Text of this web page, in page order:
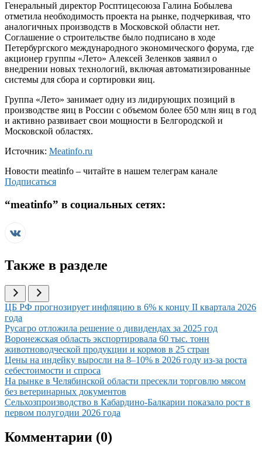
Генеральный директор Росптицесоюза Галина Бобылева
отметила необходимость проекта на рынке, подчеркивая, что
аналогичных производств в Московской области нет.
Соглашение о строительстве было подписано в ходе
Петербургского международного экономического форума, где
акционер группы «Лето» Алексей Зеленков заявил о
внедрении новых технологий, включая автоматизированные
системы для сбора и сортировки яиц.
Группа «Лето» занимает одну из лидирующих позиций в
производстве яиц в России с объемом более 650 млн яиц в год
и активно развивает свои мощности в Белгородской и
Московской областях.
Источник: Meatinfo.ru
Новости meatinfo – читайте в нашем телеграм канале
Подписаться
“meatinfo” в социальных сетях:
Также в разделе
Иллюстрация новости
ЦБ РФ прогнозирует инфляцию в 6% к концу II квартала 2026
года
Иллюстрация новости
Русагро отложила решение о дивидендах за 2025 год
Иллюстрация новости
Воронежская область экспортировала 60 тыс. тонн
животноводческой продукции и кормов в 25 стран
Иллюстрация новости
Цены на индейку выросли на 8–10% в 2026 году из-за роста
себестоимости и спроса
Иллюстрация новости
На рынке в Челябинской области пресекли торговлю мясом
без ветеринарных документов
Иллюстрация новости
Сельхозпроизводство в Кабардино-Балкарии показало рост в
первом полугодии 2026 года
Комментарии (0)